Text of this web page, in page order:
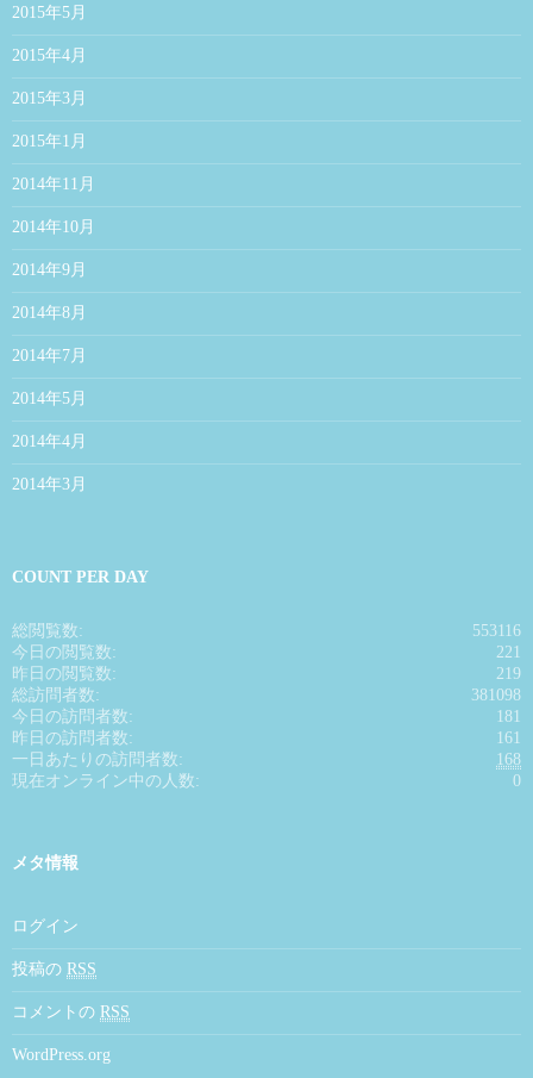
2015年5月
2015年4月
2015年3月
2015年1月
2014年11月
2014年10月
2014年9月
2014年8月
2014年7月
2014年5月
2014年4月
2014年3月
COUNT PER DAY
553116
総閲覧数:
221
今日の閲覧数:
219
昨日の閲覧数:
381098
総訪問者数:
181
今日の訪問者数:
161
昨日の訪問者数:
168
一日あたりの訪問者数:
0
現在オンライン中の人数:
メタ情報
ログイン
投稿の RSS
コメントの RSS
WordPress.org